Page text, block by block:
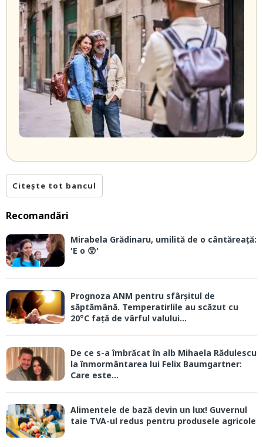
Citește tot bancul
Recomandări
Mirabela Grădinaru, umilită de o cântăreață:
'E o 😲'
Prognoza ANM pentru sfârșitul de
săptămână. Temperatirlile au scăzut cu
20°C față de vârful valului...
De ce s-a îmbrăcat în alb Mihaela Rădulescu
la înmormântarea lui Felix Baumgartner:
Care este...
Alimentele de bază devin un lux! Guvernul
taie TVA-ul redus pentru produsele agricole